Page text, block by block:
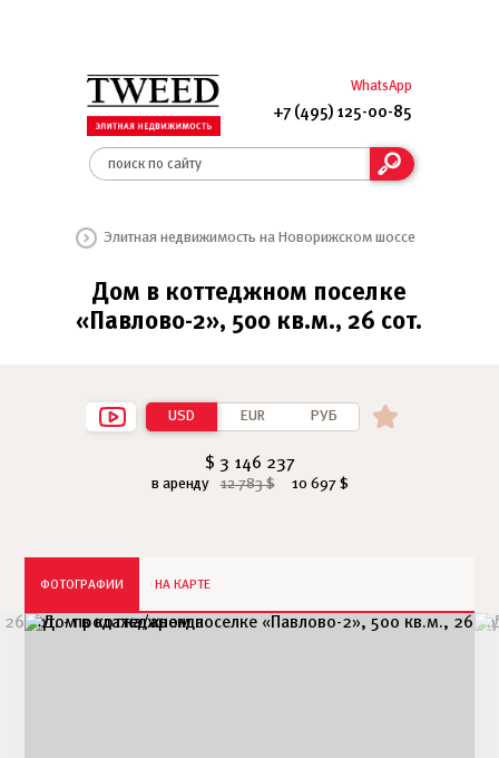
WhatsApp
+7 (495) 125-00-85
Элитная недвижимость на Новорижском шоссе
Дом в коттеджном поселке
«Павлово-2», 500 кв.м., 26 сот.
USD EUR РУБ
$ 3 146 237
в аренду 12 783 $ 10 697 $
ФОТОГРАФИИ НА КАРТЕ